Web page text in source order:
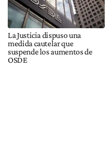
La Justicia dispuso una
medida cautelar que
suspende los aumentos de
OSDE